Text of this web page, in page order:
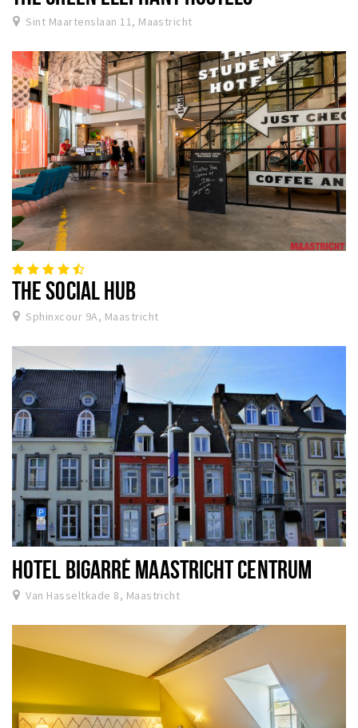
Sint Maartenslaan 11, Maastricht
THE SOCIAL HUB
Sphinxcour 9A, Maastricht
HOTEL BIGARRÉ MAASTRICHT CENTRUM
Van Hasseltkade 8, Maastricht